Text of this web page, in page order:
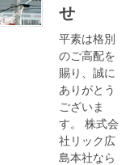
せ
平素は格別
のご高配を
賜り、誠に
ありがとう
ございま
す。 株式会
社リック広
島本社なら